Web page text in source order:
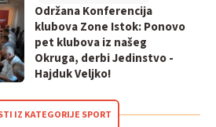
Održana Konferencija
klubova Zone Istok: Ponovo
pet klubova iz našeg
Okruga, derbi Jedinstvo -
Hajduk Veljko!
IZ KATEGORIJE SPORT